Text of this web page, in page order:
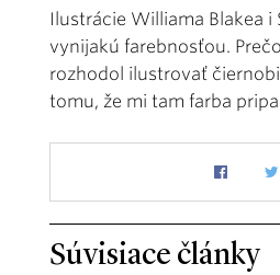
Ilustrácie Williama Blakea i
vynijakú farebnosťou.
rozhodol ilustrovať
tomu, že mi tam farba
Súvisiace články